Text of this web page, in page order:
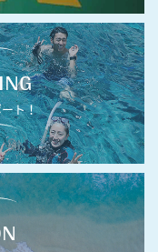
ト！